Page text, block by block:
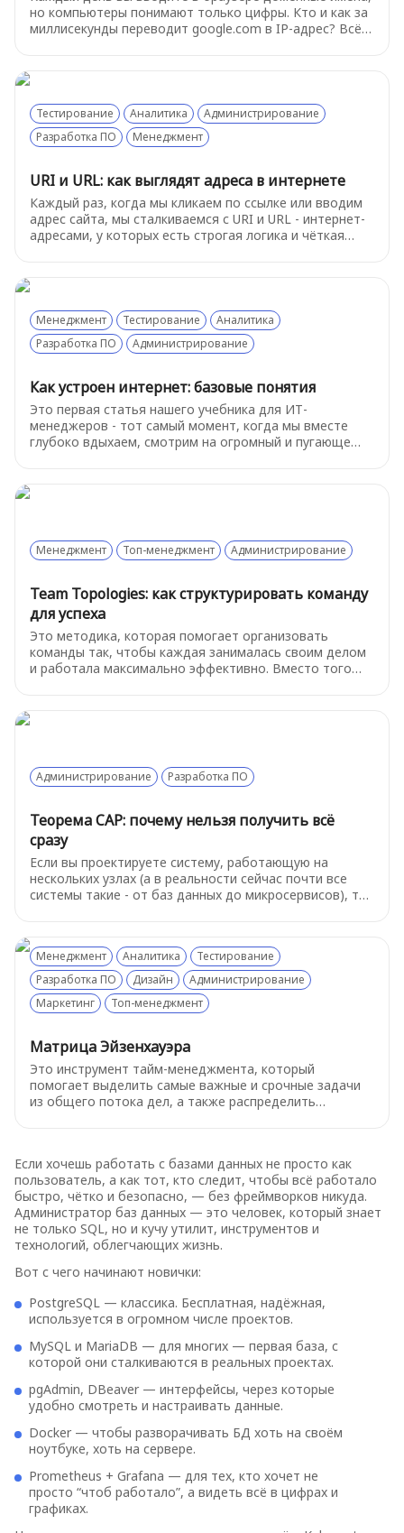
но компьютеры понимают только цифры. Кто и как за
миллисекунды переводит google.com в IP-адрес? Всё
Тестирование Аналитика
Администрирование
Разработка ПО
Менеджмент
URI и URL: как выглядят адреса в интернете
Каждый раз, когда мы кликаем по ссылке или вводим
адрес сайта, мы сталкиваемся с URI и URL - интернет-
адресами, у которых есть строгая логика и чёткая
Менеджмент Тестирование
Аналитика
Разработка ПО
Администрирование
Как устроен интернет: базовые понятия
Это первая статья нашего учебника для ИТ-
менеджеров - тот самый момент, когда мы вместе
глубоко вдыхаем, смотрим на огромный и пугающе
Менеджмент Топ-менеджмент Администрирование
Team Topologies: как структурировать команду
для успеха
Это методика, которая помогает организовать
команды так, чтобы каждая занималась своим делом
и работала максимально эффективно. Вместо того
и ускоряет работу над проектами.
Администрирование Разработка ПО
Теорема CAP: почему нельзя получить всё
сразу
Если вы проектируете систему, работающую на
нескольких узлах (а в реальности сейчас почти все
системы такие - от баз данных до микросервисов), то
не можете получить всё сразу - согласованность,
доступность и устойчивость к разделению сети.
Менеджмент Аналитика
Тестирование
Разработка ПО
Дизайн
Администрирование
Маркетинг
Топ-менеджмент
Матрица Эйзенхауэра
Это инструмент тайм-менеджмента, который
помогает выделить самые важные и срочные задачи
из общего потока дел, а также распределить
Если хочешь работать с базами данных не просто как
пользователь, а как тот, кто следит, чтобы всё работало
быстро, чётко и безопасно, — без фреймворков никуда.
Администратор баз данных — это человек, который знает
не только SQL, но и кучу утилит, инструментов и
технологий, облегчающих жизнь.
Вот с чего начинают новички:
PostgreSQL — классика. Бесплатная, надёжная,
используется в огромном числе проектов.
MySQL и MariaDB — для многих — первая база, с
которой они сталкиваются в реальных проектах.
pgAdmin, DBeaver — интерфейсы, через которые
удобно смотреть и настраивать данные.
Docker — чтобы разворачивать БД хоть на своём
ноутбуке, хоть на сервере.
Prometheus + Grafana — для тех, кто хочет не
просто “чтоб работало”, а видеть всё в цифрах и
графиках.